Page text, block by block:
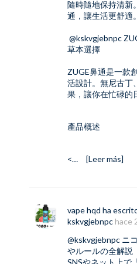
隨時隨地保持清新
通，讓生活更舒適。
@kskvgjebnpc
草本選擇
ZUGE鼻通是一款
活設計。無尼古丁
果，讓你在忙碌的
產品概述
<… [Leer más]
vape hqd ha
kskvgjebnpc hace
@kskvgjebnpc ニ
やルールの全解説